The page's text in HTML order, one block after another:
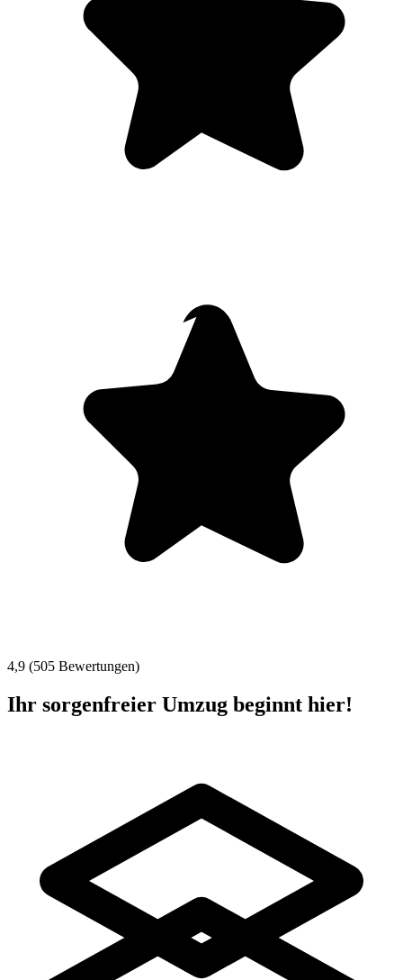
4,9 (505 Bewertungen)
Ihr sorgenfreier Umzug beginnt hier!